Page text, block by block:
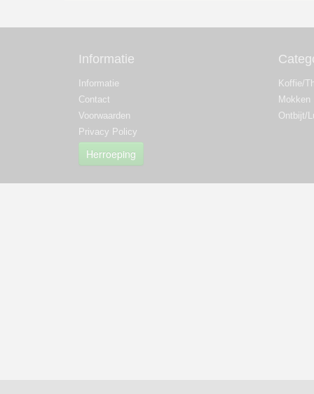
Informatie
Informatie
Contact
Voorwaarden
Privacy Policy
Herroeping
Koffie/
Mokken
Ontbijt/